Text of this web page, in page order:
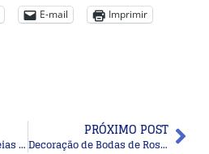
E-mail Imprimir
Assuste e Arrase: 17 Ideias de Cabelo para o Halloween!
PRÓXIMO POST
Decoração de Bodas de Rosas: Ideias Lindas para Celebrar 17 Anos Juntos